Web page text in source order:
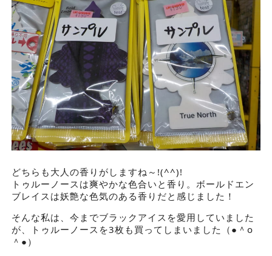
どちらも大人の香りがしますね～!(^^)!
トゥルーノースは爽やかな色合いと香り。ボールドエン
ブレイスは妖艶な色気のある香りだと感じました！
そんな私は、今までブラックアイスを愛用していました
が、トゥルーノースを3枚も買ってしまいました（●＾o
＾●）